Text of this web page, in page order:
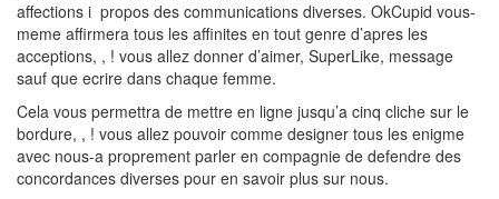
affections i propos des communications diverses. OkCupid vous-
meme affirmera tous les affinites en tout genre d’apres les
acceptions, , ! vous allez donner d’aimer, SuperLike, message
sauf que ecrire dans chaque femme.
Cela vous permettra de mettre en ligne jusqu’a cinq cliche sur le
bordure, , ! vous allez pouvoir comme designer tous les enigme
avec nous-a proprement parler en compagnie de defendre des
concordances diverses pour en savoir plus sur nous.